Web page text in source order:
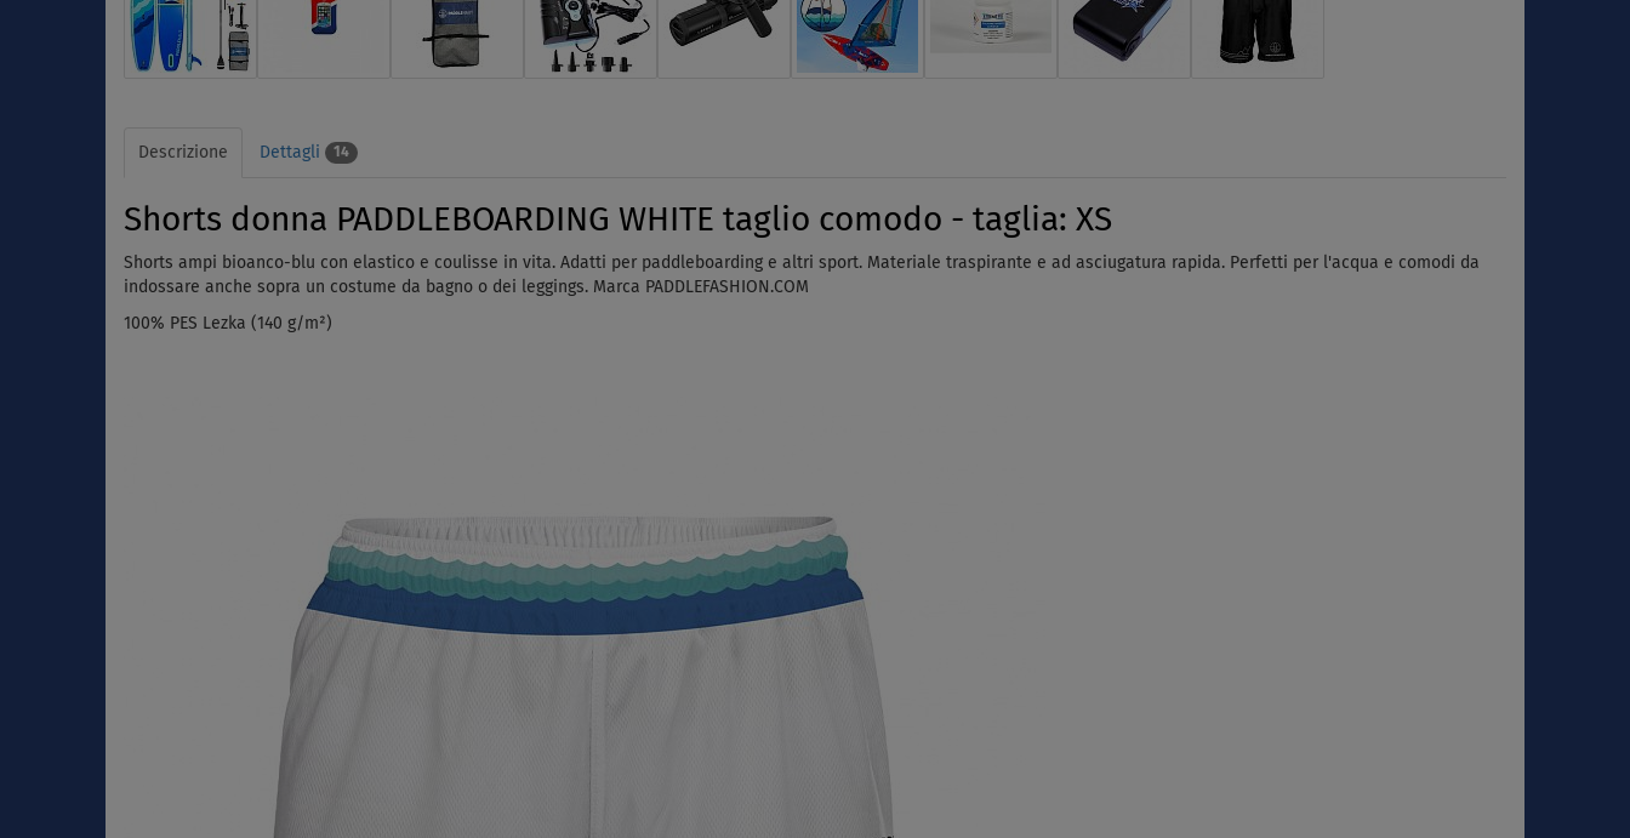
Descrizione Dettagli 14
Shorts donna PADDLEBOARDING WHITE taglio comodo - taglia: XS
Shorts ampi bioanco-blu con elastico e coulisse in vita. Adatti per paddleboarding e altri sport. Materiale traspirante e ad asciugatura rapida. Perfetti per l'acqua e comodi da
indossare anche sopra un costume da bagno o dei leggings. Marca PADDLEFASHION.COM
100% PES Lezka (140 g/m²)